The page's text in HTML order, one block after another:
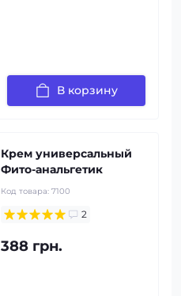
В корзину
Крем универсальный
Фито-анальгетик
Код товара: 7100
2
388 грн.